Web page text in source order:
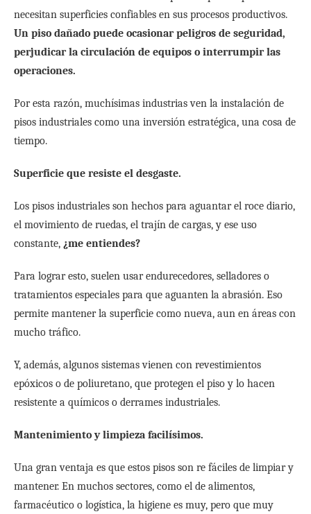
necesitan superficies confiables en sus procesos productivos.
Un piso dañado puede ocasionar peligros de seguridad,
perjudicar la circulación de equipos o interrumpir las
operaciones.
Por esta razón, muchísimas industrias ven la instalación de
pisos industriales como una inversión estratégica, una cosa de
tiempo.
Superficie que resiste el desgaste.
Los pisos industriales son hechos para aguantar el roce diario,
el movimiento de ruedas, el trajín de cargas, y ese uso
constante, ¿me entiendes?
Para lograr esto, suelen usar endurecedores, selladores o
tratamientos especiales para que aguanten la abrasión. Eso
permite mantener la superficie como nueva, aun en áreas con
mucho tráfico.
Y, además, algunos sistemas vienen con revestimientos
epóxicos o de poliuretano, que protegen el piso y lo hacen
resistente a químicos o derrames industriales.
Mantenimiento y limpieza facilísimos.
Una gran ventaja es que estos pisos son re fáciles de limpiar y
mantener. En muchos sectores, como el de alimentos,
farmacéutico o logística, la higiene es muy, pero que muy